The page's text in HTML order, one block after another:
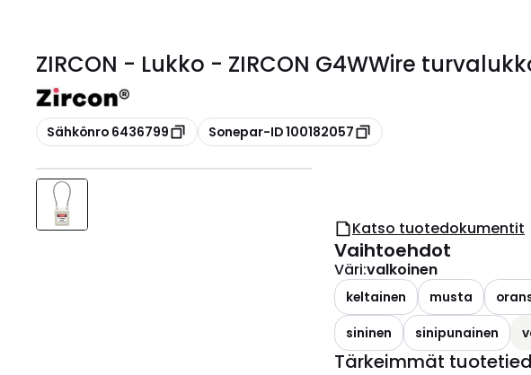
ZIRCON - Lukko - ZIRCON G4WWire
Kopioi
Sähkönro 6436799 Kopioi
Sonepar-ID 100182057
Katso tuotedokumentit
Vaihtoehdot
Väri:valkoinen
keltainen musta
sininen
sinipunainen
Tärkeimmät